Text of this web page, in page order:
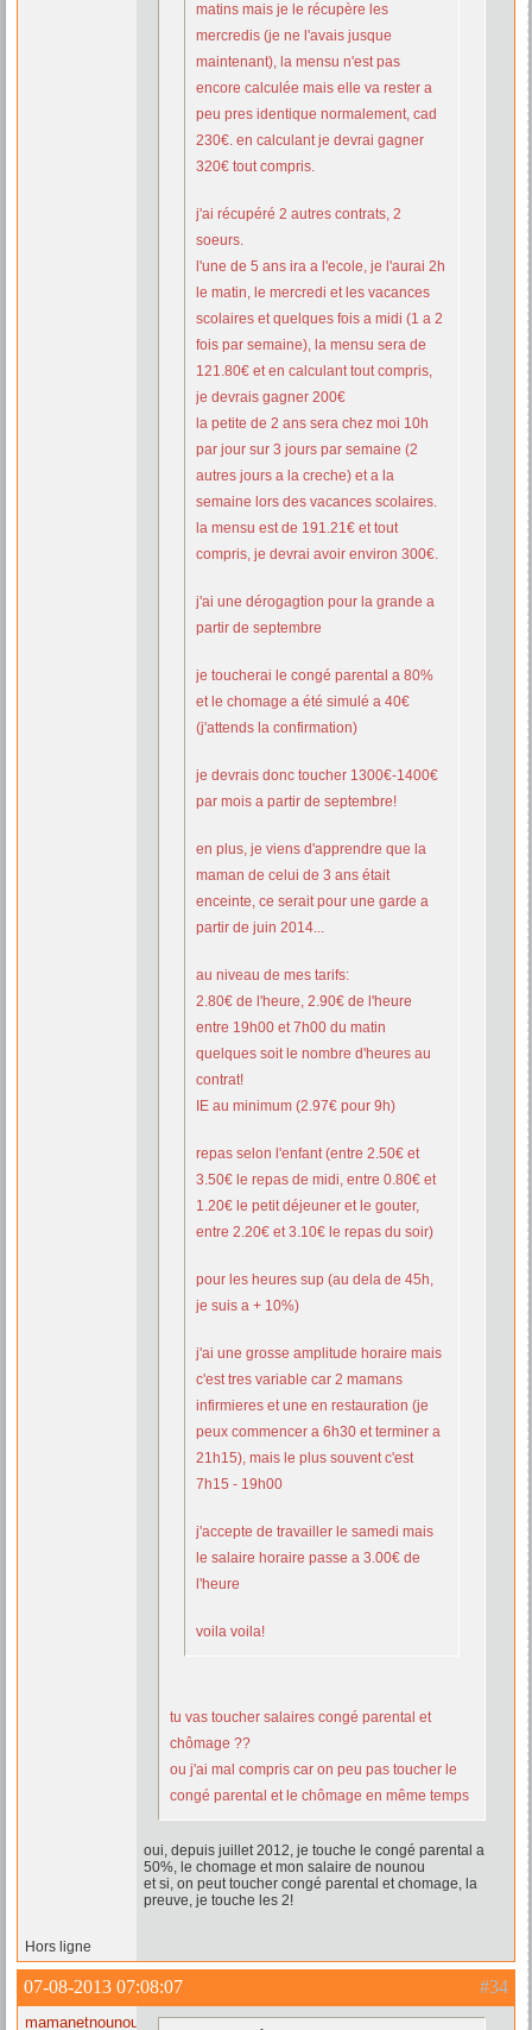
matins mais je le récupère les
mercredis (je ne l'avais jusque
maintenant), la mensu n'est pas
encore calculée mais elle va rester a
peu pres identique normalement, cad
230€. en calculant je devrai gagner
320€ tout compris.
j'ai récupéré 2 autres contrats, 2
soeurs.
l'une de 5 ans ira a l'ecole, je l'aurai 2h
le matin, le mercredi et les vacances
scolaires et quelques fois a midi (1 a 2
fois par semaine), la mensu sera de
121.80€ et en calculant tout compris,
je devrais gagner 200€
la petite de 2 ans sera chez moi 10h
par jour sur 3 jours par semaine (2
autres jours a la creche) et a la
semaine lors des vacances scolaires.
la mensu est de 191.21€ et tout
compris, je devrai avoir environ 300€.
j'ai une dérogagtion pour la grande a
partir de septembre
je toucherai le congé parental a 80%
et le chomage a été simulé a 40€
(j'attends la confirmation)
je devrais donc toucher 1300€-1400€
par mois a partir de septembre!
en plus, je viens d'apprendre que la
maman de celui de 3 ans était
enceinte, ce serait pour une garde a
partir de juin 2014...
au niveau de mes tarifs:
2.80€ de l'heure, 2.90€ de l'heure
entre 19h00 et 7h00 du matin
quelques soit le nombre d'heures au
contrat!
IE au minimum (2.97€ pour 9h)
repas selon l'enfant (entre 2.50€ et
3.50€ le repas de midi, entre 0.80€ et
1.20€ le petit déjeuner et le gouter,
entre 2.20€ et 3.10€ le repas du soir)
pour les heures sup (au dela de 45h,
je suis a + 10%)
j'ai une grosse amplitude horaire mais
c'est tres variable car 2 mamans
infirmieres et une en restauration (je
peux commencer a 6h30 et terminer a
21h15), mais le plus souvent c'est
7h15 - 19h00
j'accepte de travailler le samedi mais
le salaire horaire passe a 3.00€ de
l'heure
voila voila!
tu vas toucher salaires congé parental et
chômage ??
ou j'ai mal compris car on peu pas toucher le
congé parental et le chômage en même temps
oui, depuis juillet 2012, je touche le congé parental a
50%, le chomage et mon salaire de nounou
et si, on peut toucher congé parental et chomage, la
preuve, je touche les 2!
Hors ligne
#34
07-08-2013 07:08:07
mamanetnounou